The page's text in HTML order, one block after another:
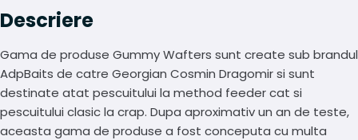
Descriere
Gama de produse Gummy Wafters sunt create sub brandul
AdpBaits de catre Georgian Cosmin Dragomir si sunt
destinate atat pescuitului la method feeder cat si
pescuitului clasic la crap. Dupa aproximativ un an de teste,
aceasta gama de produse a fost conceputa cu multa